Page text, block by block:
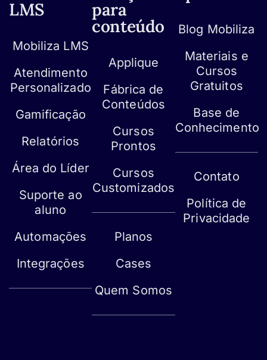
LMS
Mobiliza LMS
Atendimento
Personalizado
Gamificação
Relatórios
Área do Líder
Suporte ao
aluno
Automações
Integrações
para
conteúdo
Applique
Fábrica de
Conteúdos
Cursos
Prontos
Cursos
Customizados
Planos
Cases
Quem Somos
Blog Mobiliza
Materiais e
Cursos
Gratuitos
Base de
Conhecimento
Contato
Política de
Privacidade